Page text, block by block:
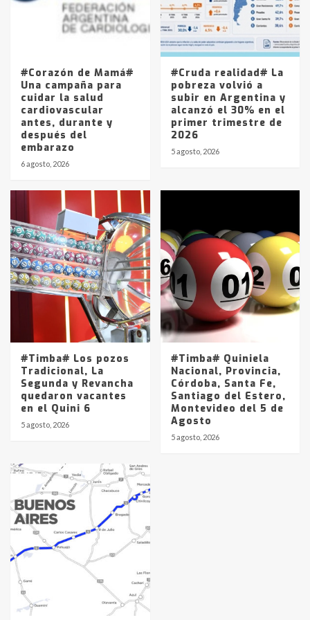
Los precios de los combustibles en
La Pampa, desde YPF hasta Axion
entre 857 a 1338 pesos
#Corazón de Mamá#
Una campaña para
cuidar la salud
cardiovascular
antes, durante y
después del
embarazo
6 agosto, 2026
#Cruda realidad# La
pobreza volvió a
subir en Argentina y
alcanzó el 30% en el
primer trimestre de
2026
5 agosto, 2026
#Timba# Los pozos
Tradicional, La
Segunda y Revancha
quedaron vacantes
en el Quini 6
5 agosto, 2026
#Timba# Quiniela
Nacional, Provincia,
Córdoba, Santa Fe,
Santiago del Estero,
Montevideo del 5 de
Agosto
5 agosto, 2026